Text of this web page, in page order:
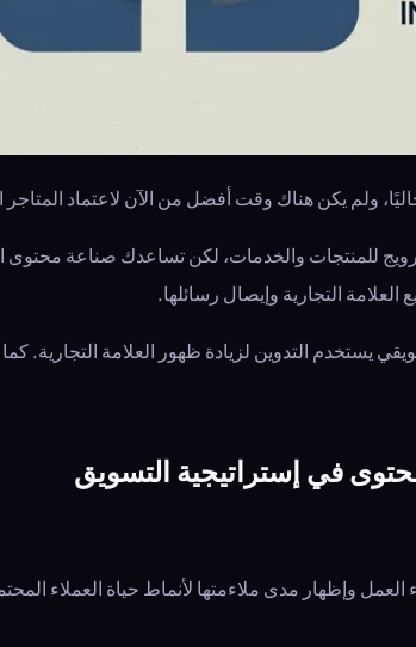
ولم يكن هناك وقت أفضل من الآن لاعتماد
للمنتجات والخدمات، لكن تساعدك صناعة محتوى
التجارية وإيصال رسائلها.
التدوين لزيادة ظهور العلامة التجارية. كما
وإظهار مدى ملاءمتها لأنماط حياة العملاء